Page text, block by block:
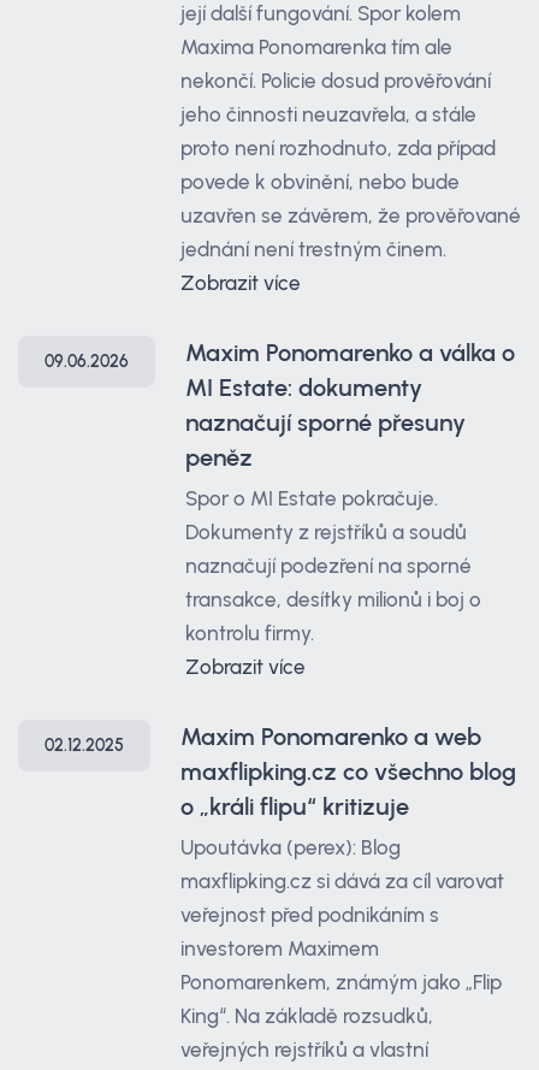
její další fungování. Spor kolem
Maxima Ponomarenka tím ale
nekončí. Policie dosud prověřování
jeho činnosti neuzavřela, a stále
proto není rozhodnuto, zda případ
povede k obvinění, nebo bude
uzavřen se závěrem, že prověřované
jednání není trestným činem.
Zobrazit více
09.06.2026
Maxim Ponomarenko a válka o
MI Estate: dokumenty
naznačují sporné přesuny
peněz
Spor o MI Estate pokračuje.
Dokumenty z rejstříků a soudů
naznačují podezření na sporné
transakce, desítky milionů i boj o
kontrolu firmy.
Zobrazit více
02.12.2025
Maxim Ponomarenko a web
maxflipking.cz co všechno blog
o „králi flipu“ kritizuje
Upoutávka (perex): Blog
maxflipking.cz si dává za cíl varovat
veřejnost před podnikáním s
investorem Maximem
Ponomarenkem, známým jako „Flip
King“. Na základě rozsudků,
veřejných rejstříků a vlastní